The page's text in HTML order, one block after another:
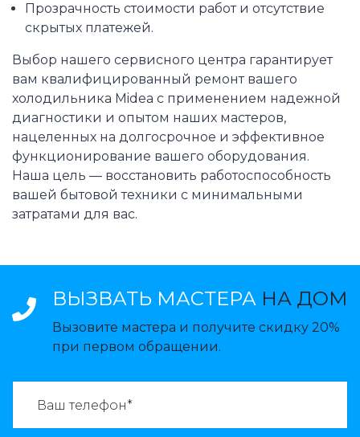
Прозрачность стоимости работ и отсутствие
скрытых платежей.
Выбор нашего сервисного центра гарантирует
вам квалифицированный ремонт вашего
холодильника Midea с применением надежной
диагностики и опытом наших мастеров,
нацеленных на долгосрочное и эффективное
функционирование вашего оборудования.
Наша цель — восстановить работоспособность
вашей бытовой техники с минимальными
затратами для вас.
ВЫЗВАТЬ МАСТЕРА НА ДОМ
Вызовите мастера и получите скидку 20%
при первом обращении.